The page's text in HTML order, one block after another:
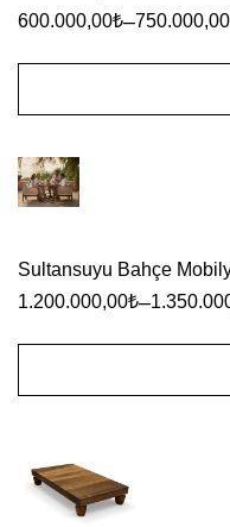
var.
sayfasından
seçilebilir
600.000,00₺–750.000,00
ürünün
birden
varyasyonu
var.
Seçenekler
Sultansuyu Bahçe
1.200.000,00₺–
birden